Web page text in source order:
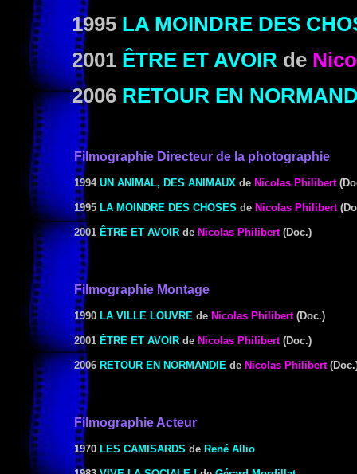
1995 LA MOINDRE DES
2001 ÊTRE ET AVOIR de
2006 RETOUR EN
Filmographie Directeur de la photographie
1994 UN ANIMAL, DES ANIMAUX de Nicolas Philibert
1995 LA MOINDRE DES CHOSES de Nicolas Philibert
2001 ÊTRE ET AVOIR de Nicolas Philibert(Doc.)
Filmographie Montage
1990 LA VILLE LOUVRE de Nicolas Philibert(Doc.)
2001 ÊTRE ET AVOIR de Nicolas Philibert(Doc.)
2006 RETOUR EN NORMANDIE de Nicolas Philibert
Filmographie Acteur
1970 LES CAMISARDS de René Allio